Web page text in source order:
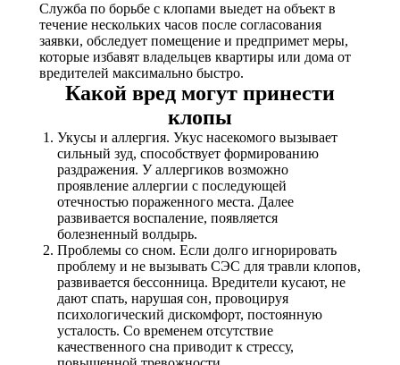
Служба по борьбе с клопами выедет на объект в
течение нескольких часов после согласования
заявки, обследует помещение и предпримет меры,
которые избавят владельцев квартиры или дома от
вредителей максимально быстро.
Какой вред могут принести
клопы
Укусы и аллергия. Укус насекомого вызывает
сильный зуд, способствует формированию
раздражения. У аллергиков возможно
проявление аллергии с последующей
отечностью пораженного места. Далее
развивается воспаление, появляется
болезненный волдырь.
Проблемы со сном. Если долго игнорировать
проблему и не вызывать СЭС для травли клопов,
развивается бессонница. Вредители кусают, не
дают спать, нарушая сон, провоцируя
психологический дискомфорт, постоянную
усталость. Со временем отсутствие
качественного сна приводит к стрессу,